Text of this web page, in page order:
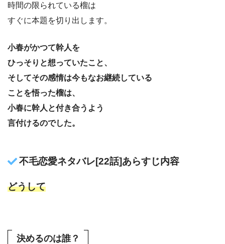
時間の限られている榴は
すぐに本題を切り出します。
小春がかつて幹人を
ひっそりと想っていたこと、
そしてその感情は今もなお継続している
ことを悟った榴は、
小春に幹人と付き合うよう
言付けるのでした。
不毛恋愛ネタバレ[22話]あらすじ内容
どうして
決めるのは誰？